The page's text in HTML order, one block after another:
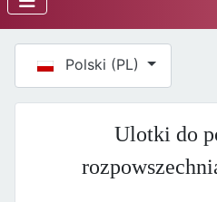
Wybierz swój język
Polski (PL)
Ulotki do